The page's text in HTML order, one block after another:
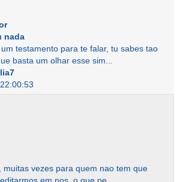
nada
testamento para te falar, tu sabes tao
basta um olhar esse sim...
muitas vezes para quem nao tem que
em nos, o que pe...